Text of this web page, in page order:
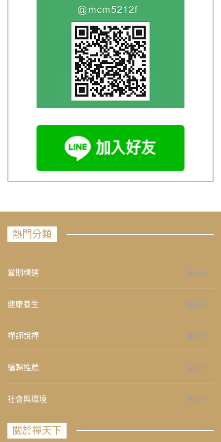
熱門分類
當期精選 658
健康養生 276
禪師說禪 267
編輯推薦 236
社會與環境 235
關於禪天下